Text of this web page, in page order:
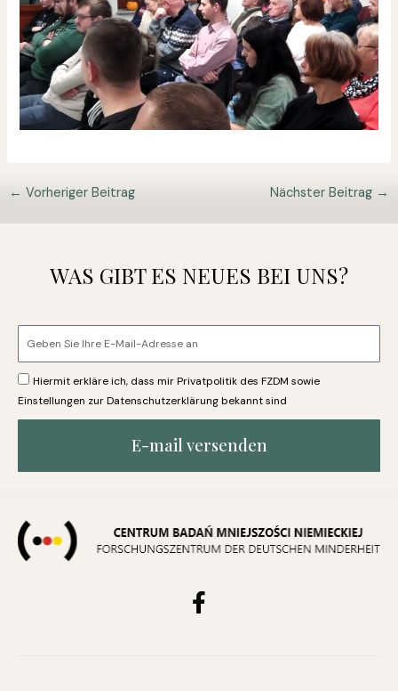
← Vorheriger Beitrag Nächster Beitrag →
WAS GIBT ES NEUES BEI UNS?
Hiermit erkläre ich, dass mir Privatpolitik des FZDM sowie
Einstellungen zur Datenschutzerklärung bekannt sind
E-mail versenden
F
a